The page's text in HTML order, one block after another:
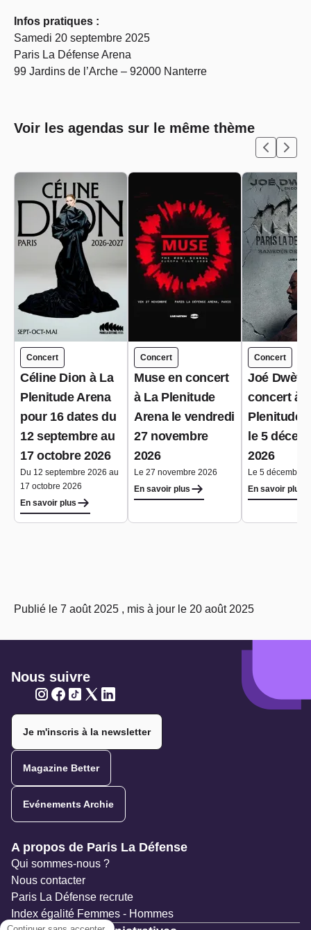
Infos pratiques :
Samedi 20 septembre 2025
Paris La Défense Arena
99 Jardins de l’Arche – 92000 Nanterre
Voir les agendas sur le même thème
Concert
Céline Dion à La
Plenitude Arena
pour 16 dates du
12 septembre au
17 octobre 2026
Du 12 septembre 2026 au
17 octobre 2026
En savoir plus
Concert
Muse en concert
à La Plenitude
Arena le vendredi
27 novembre
2026
Le 27 novembre 2026
En savoir plus
Concert
Joé Dwèt
concert à
Plenitude
le 5
2026
Le 5 décembre
En savoir plus
Publié le 7 août 2025 , mis à jour le 20 août 2025
Nous suivre
Je m'inscris à la newsletter
Magazine Better
Evénements Archie
Navigation secondaire
A propos de Paris La Défense
Qui sommes-nous ?
Nous contacter
Paris La Défense recrute
Index égalité Femmes - Hommes